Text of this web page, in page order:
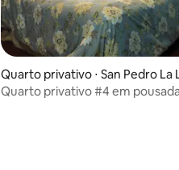
Quarto privativo ⋅ San Pedro La
guna
Quarto privativo #4 em